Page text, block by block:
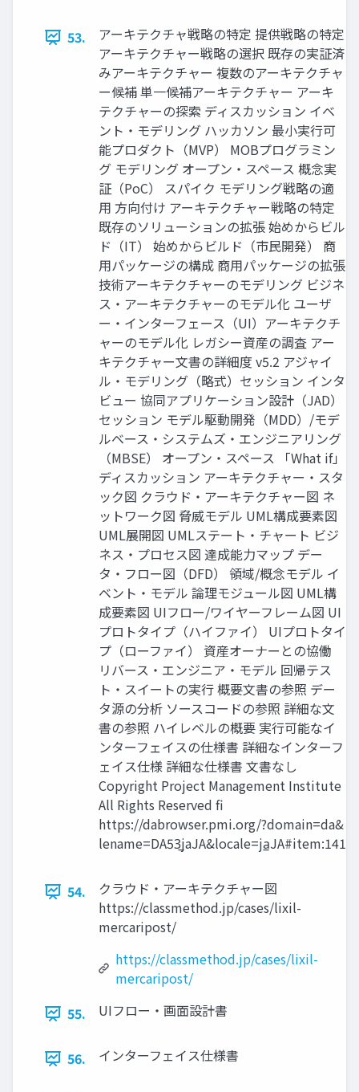
53.
アーキテクチャ戦略の特定 提供戦略の特定
アーキテクチャー戦略の選択 既存の実証済
みアーキテクチャー 複数のアーキテクチャ
ー候補 単一候補アーキテクチャー アーキ
テクチャーの探索 ディスカッション イベ
ント・モデリング ハッカソン 最小実行可
能プロダクト（MVP） MOBプログラミン
グ モデリング オープン・スペース 概念実
証（PoC） スパイク モデリング戦略の適
用 方向付け アーキテクチャー戦略の特定
既存のソリューションの拡張 始めからビル
ド（IT） 始めからビルド（市民開発） 商
用パッケージの構成 商用パッケージの拡張
技術アーキテクチャーのモデリング ビジネ
ス・アーキテクチャーのモデル化 ユーザ
ー・インターフェース（UI）アーキテクチ
ャーのモデル化 レガシー資産の調査 アー
キテクチャー文書の詳細度 v5.2 アジャイ
ル・モデリング（略式）セッション インタ
ビュー 協同アプリケーション設計（JAD）
セッション モデル駆動開発（MDD）/モデ
ルベース・システムズ・エンジニアリング
（MBSE） オープン・スペース 「What if」
ディスカッション アーキテクチャー・スタ
ック図 クラウド・アーキテクチャー図 ネ
ットワーク図 脅威モデル UML構成要素図
UML展開図 UMLステート・チャート ビジ
ネス・プロセス図 達成能力マップ デー
タ・フロー図（DFD） 領域/概念モデル イ
ベント・モデル 論理モジュール図 UML構
成要素図 UIフロー/ワイヤーフレーム図 UI
プロトタイプ（ハイファイ） UIプロトタイ
プ（ローファイ） 資産オーナーとの協働
リバース・エンジニア・モデル 回帰テス
ト・スイートの実行 概要文書の参照 デー
タ源の分析 ソースコードの参照 詳細な文
書の参照 ハイレベルの概要 実行可能なイ
ンターフェイスの仕様書 詳細なインターフ
ェイス仕様 詳細な仕様書 文書なし
Copyright Project Management Institute
All Rights Reserved fi
https://dabrowser.pmi.org/?domain=da&
lename=DA53̲jaJA&locale=ja̲JA#item:141
54.
クラウド・アーキテクチャー図
https://classmethod.jp/cases/lixil-
mercaripost/
https://classmethod.jp/cases/lixil-
mercaripost/
55.
UIフロー・画面設計書
56. インターフェイス仕様書